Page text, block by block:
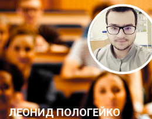
ЛЕОНИД ПОЛОГЕЙКО